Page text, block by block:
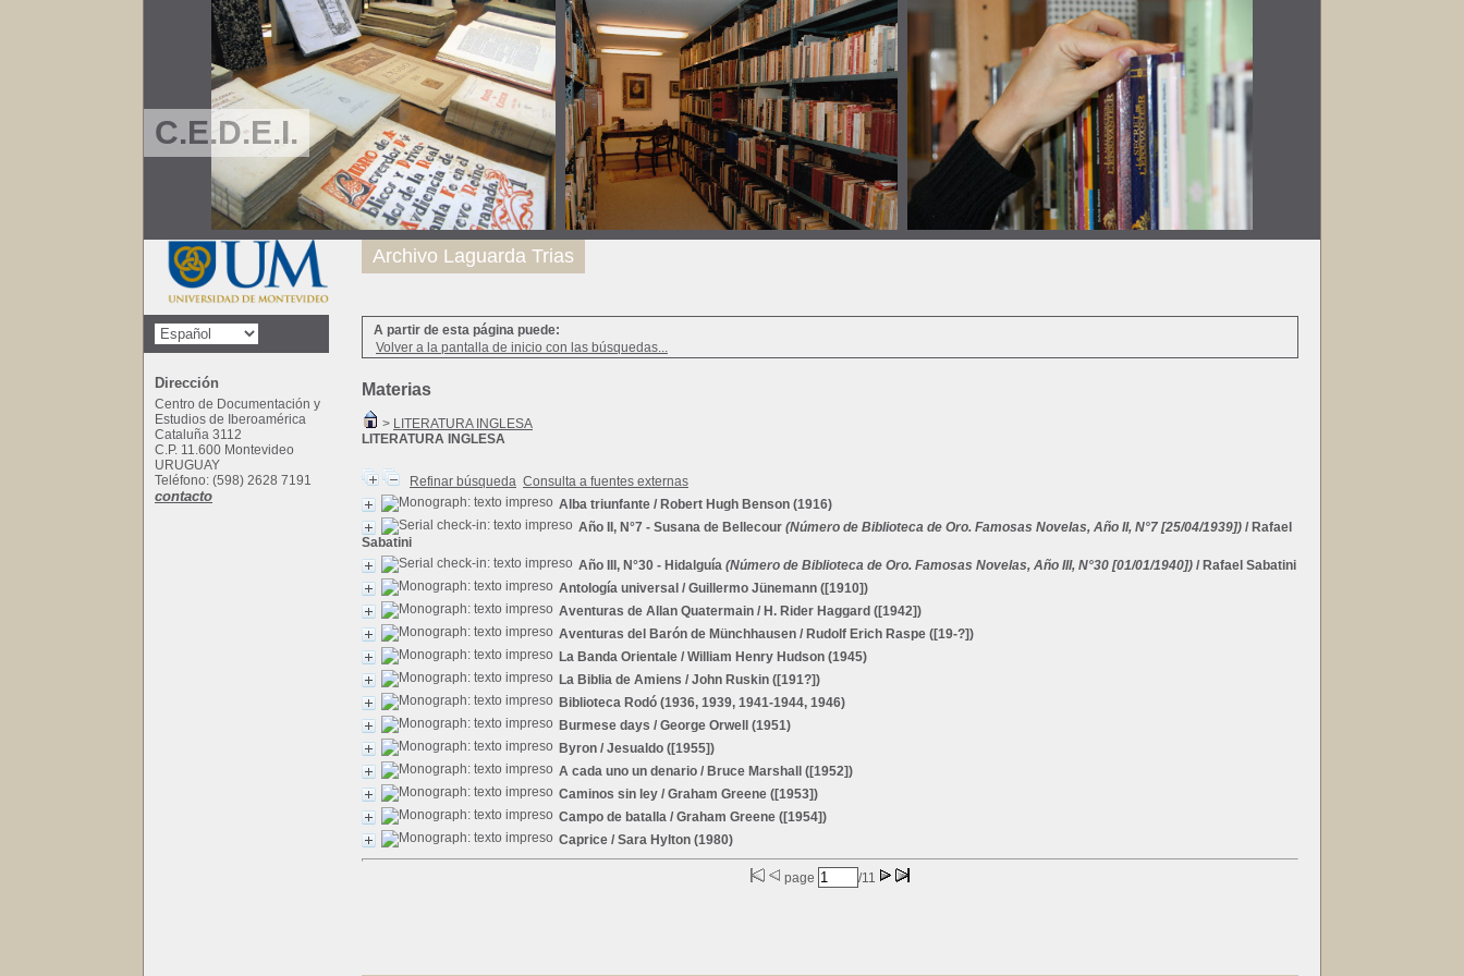
C.E.D.E.I.
A partir de esta página puede:
Volver a la pantalla de inicio con las búsquedas...
Materias
> LITERATURA INGLESA
LITERATURA INGLESA
Refinar búsqueda Consulta a fuentes externas
Alba triunfante / Robert Hugh Benson (1916)
Año II, N°7 - Susana de Bellecour (Número de Biblioteca de Oro. Famosas Novelas, Año II, N°7 [25/04/1939]) / Rafael
Sabatini
Año III, N°30 - Hidalguía (Número de Biblioteca de Oro. Famosas Novelas, Año III, N°30 [01/01/1940]) / Rafael Sabatini
Antología universal / Guillermo Jünemann ([1910])
Aventuras de Allan Quatermain / H. Rider Haggard ([1942])
Aventuras del Barón de Münchhausen / Rudolf Erich Raspe ([19-?])
La Banda Orientale / William Henry Hudson (1945)
La Biblia de Amiens / John Ruskin ([191?])
Biblioteca Rodó (1936, 1939, 1941-1944, 1946)
Burmese days / George Orwell (1951)
Byron / Jesualdo ([1955])
A cada uno un denario / Bruce Marshall ([1952])
Caminos sin ley / Graham Greene ([1953])
Campo de batalla / Graham Greene ([1954])
Caprice / Sara Hylton (1980)
page /11
Archivo Laguarda Trias
Dirección
Centro de Documentación y
Estudios de Iberoamérica
Cataluña 3112
C.P. 11.600 Montevideo
URUGUAY
Teléfono: (598) 2628 7191
contacto